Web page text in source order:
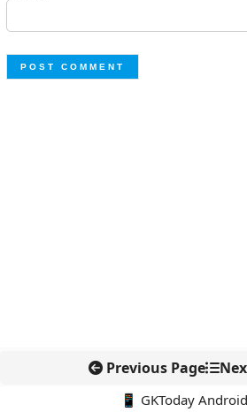
Previous Page
📱 GKToday